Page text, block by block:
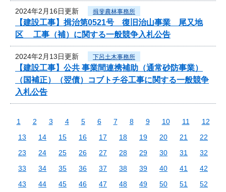
2024年2月16日更新 揖斐農林事務所
【建設工事】揖治第0521号 復旧治山事業 尾又地
区 工事（補）に関する一般競争入札公告
2024年2月13日更新 下呂土木事務所
【建設工事】公共 事業間連携補助（通常砂防事業）
（国補正）（翌債）コブトチ谷工事に関する一般競争
入札公告
1 2 3 4 5 6 7 8 9 10 11
12
13
14 15 16 17 18 19 20 21
22
23
24 25 26 27 28 29 30 31
32
33
34 35 36 37 38 39 40 41
42
43
44 45 46 47 48 49 50 51
52